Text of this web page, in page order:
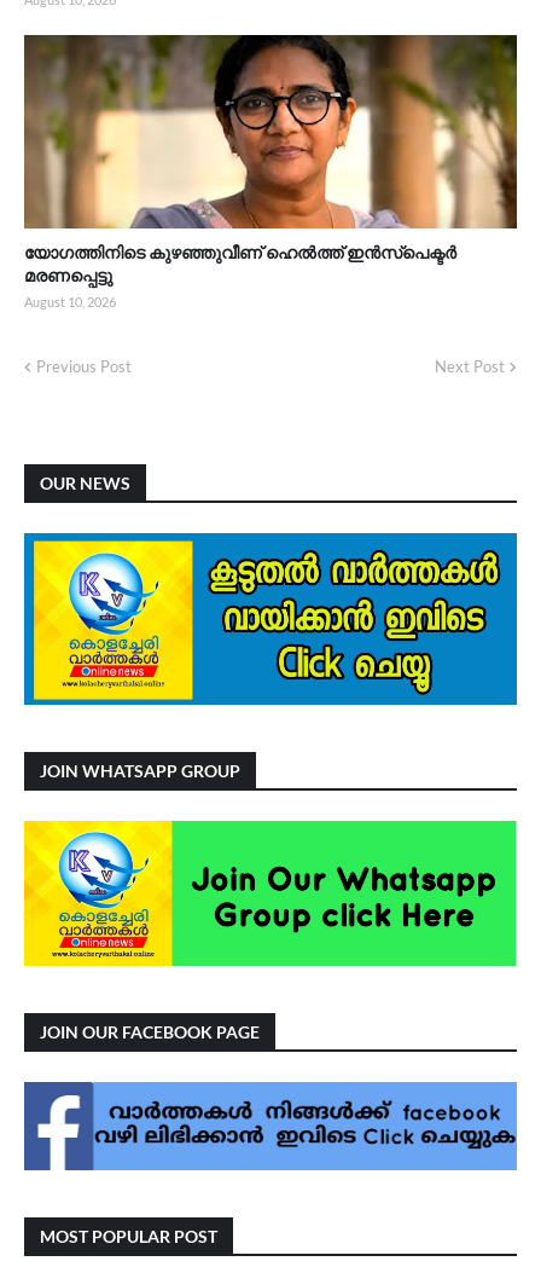
യോഗത്തിനിടെ കുഴഞ്ഞുവീണ് ഹെൽത്ത് ഇൻസ്പെക്ടർ
മരണപ്പെട്ടു
August 10, 2026
Previous Post Next Post
OUR NEWS
JOIN WHATSAPP GROUP
JOIN OUR FACEBOOK PAGE
MOST POPULAR POST